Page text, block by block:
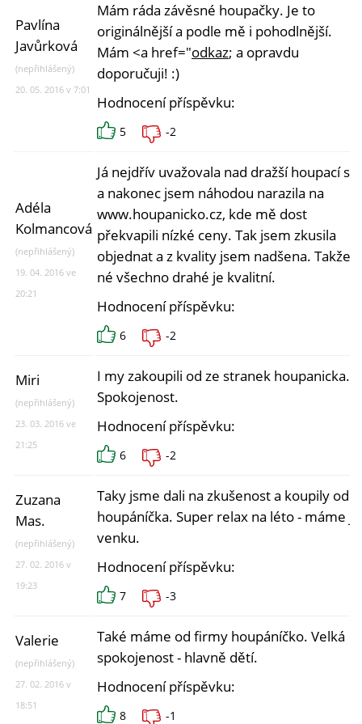
Pavlína
Javůrková
(nepřihlášený)
20. 05. 2016 v 7:01
Mám ráda závěsné houpačky. Je to
originálnější a podle mě i pohodlnější.
Mám <a href="odkaz; a opravdu
doporučuji! :)
Hodnocení příspěvku:
5 -2
Adéla
Kolmancová
(nepřihlášený)
19. 04. 2016 ve
20:21
Já nejdřív uvažovala nad dražší houpací sítí
a nakonec jsem náhodou narazila na
www.houpanicko.cz, kde mě dost
překvapili nízké ceny. Tak jsem zkusila
objednat a z kvality jsem nadšena. Takže
né všechno drahé je kvalitní.
Hodnocení příspěvku:
6 -2
Miri
(nepřihlášený)
23. 03. 2016 ve
21:25
I my zakoupili od ze stranek houpanicka.
Spokojenost.
Hodnocení příspěvku:
6 -2
Zuzana
Mas.
(nepřihlášený)
27. 02. 2016 v
19:23
Taky jsme dali na zkušenost a koupily od
houpáníčka. Super relax na léto - máme ji
venku.
Hodnocení příspěvku:
7 -3
Valerie
(nepřihlášený)
27. 02. 2016 v
18:51
Také máme od firmy houpáníčko. Velká
spokojenost - hlavně dětí.
Hodnocení příspěvku:
8 -1